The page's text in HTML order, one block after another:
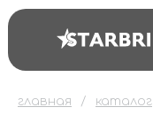
главная каталог